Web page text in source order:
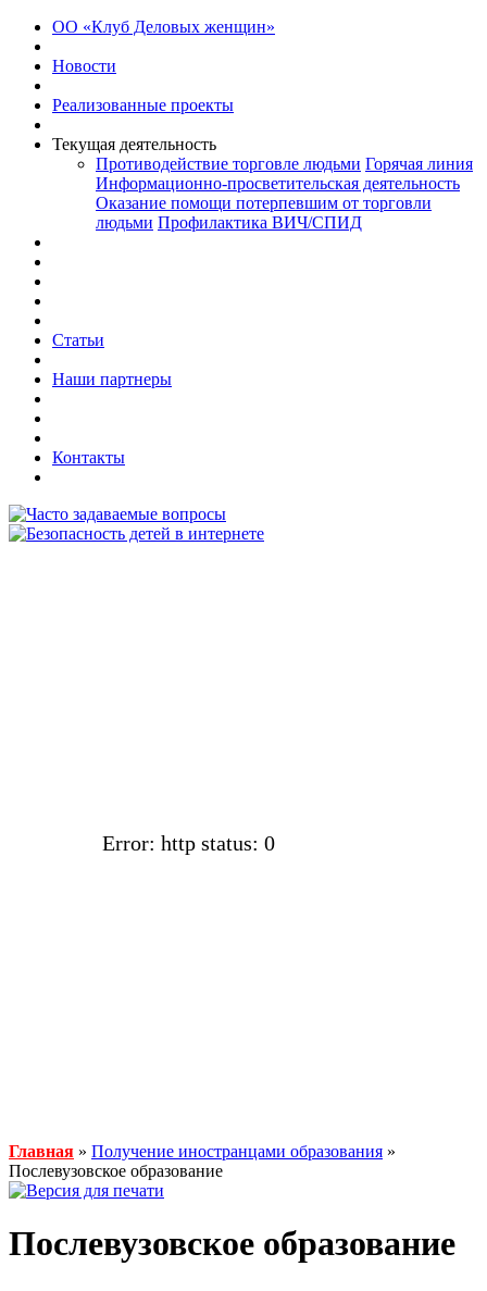
ОО «Клуб Деловых женщин»
Новости
Реализованные проекты
Текущая деятельность
Противодействие торговле людьми Горячая линия
Информационно-просветительская деятельность
Оказание помощи потерпевшим от торговли
людьми Профилактика ВИЧ/СПИД
Статьи
Наши партнеры
Контакты
Error: http status: 0
Главная » Получение иностранцами образования »
Послевузовское образование
Послевузовское образование